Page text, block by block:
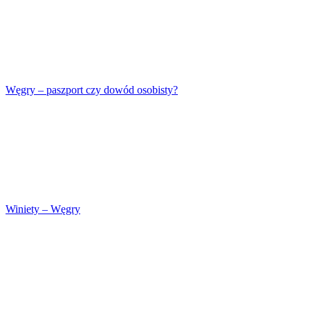
Węgry – paszport czy dowód osobisty?
Winiety – Węgry